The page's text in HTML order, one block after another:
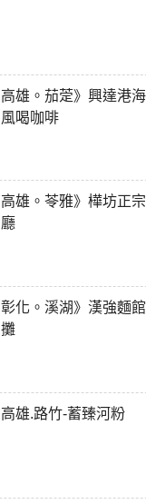
高雄。茄萣》興達港
風喝咖啡
高雄。苓雅》樺坊正
廳
彰化。溪湖》漢強麵
攤
高雄.路竹-蓄臻河粉